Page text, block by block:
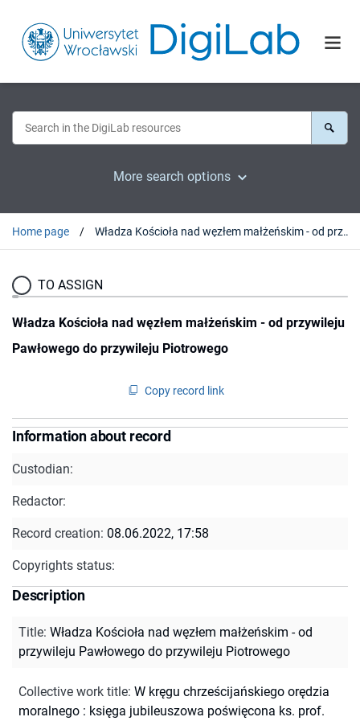
More search options
Home page Władza Kościoła nad węzłem małżeńskim - od przywileju Pawłowego do przywileju Piotrowego
TO ASSIGN
Władza Kościoła nad węzłem małżeńskim - od przywileju
Pawłowego do przywileju Piotrowego
Copy record link
Information about record
Custodian:
Redactor:
Record creation: 08.06.2022, 17:58
Copyrights status:
Description
Title: Władza Kościoła nad węzłem małżeńskim - od
przywileju Pawłowego do przywileju Piotrowego
Collective work title: W kręgu chrześcijańskiego orędzia
moralnego : księga jubileuszowa poświęcona ks. prof.